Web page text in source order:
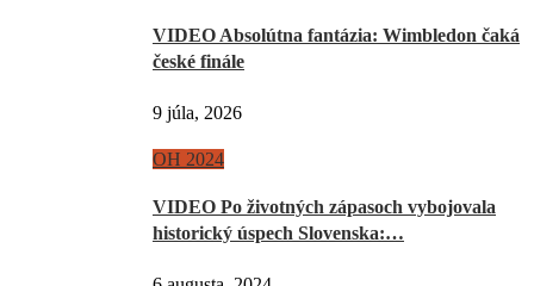
VIDEO Absolútna fantázia: Wimbledon čaká
české finále
9 júla, 2026
OH 2024
VIDEO Po životných zápasoch vybojovala
historický úspech Slovenska:…